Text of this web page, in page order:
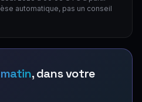
automatique, pas un conseil
, dans votre